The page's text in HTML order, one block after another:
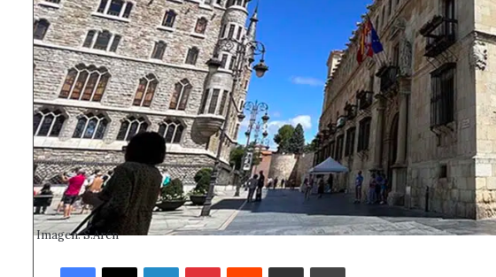
Imagen: S.Arén
Facebook
X LinkedInPinterestReddit Compartir por correo electrónicoImprimir